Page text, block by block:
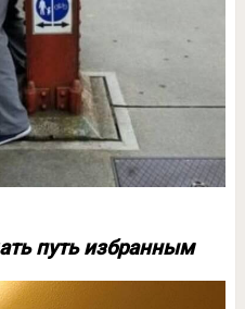
путь избранным